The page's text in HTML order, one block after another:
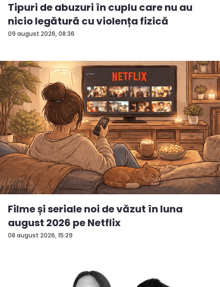
09 august 2026, 08:36
Tipuri de abuzuri în cuplu care nu au
nicio legătură cu violența fizică
08 august 2026, 15:29
Filme și seriale noi de văzut în luna
august 2026 pe Netflix